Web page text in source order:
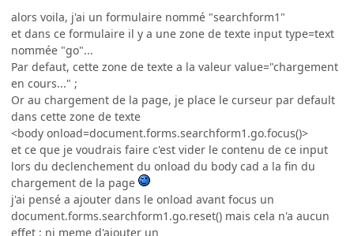
alors voila, j'ai un formulaire nommé "searchform1"
et dans ce formulaire il y a une zone de texte input type=text
nommée "go"...
Par defaut, cette zone de texte a la valeur value="chargement
en cours..." ;
Or au chargement de la page, je place le curseur par default
dans cette zone de texte
<body onload=document.forms.searchform1.go.focus()>
et ce que je voudrais faire c'est vider le contenu de ce input
lors du declenchement du onload du body cad a la fin du
chargement de la page
j'ai pensé a ajouter dans le onload avant focus un
document.forms.searchform1.go.reset() mais cela n'a aucun
effet ; ni meme d'ajouter un